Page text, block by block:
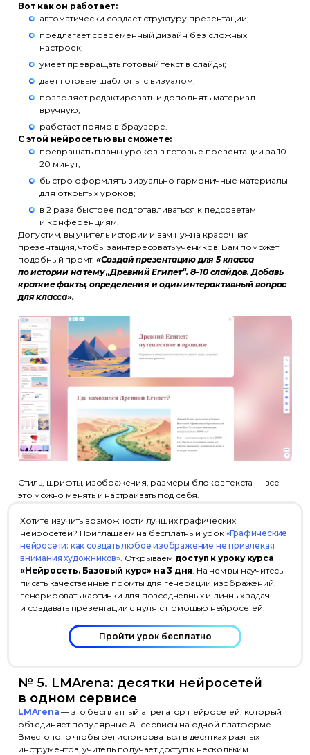
Вот как он работает:
автоматически создает структуру презентации;
предлагает современный дизайн без сложных
настроек;
умеет превращать готовый текст в слайды;
дает готовые шаблоны с визуалом;
позволяет редактировать и дополнять материал
вручную;
работает прямо в браузере.
С этой нейросетью вы сможете:
превращать планы уроков в готовые презентации за 10–
20 минут;
быстро оформлять визуально гармоничные материалы
для открытых уроков;
в 2 раза быстрее подготавливаться к педсоветам
и конференциям.
Допустим, вы учитель истории и вам нужна красочная
презентация, чтобы заинтересовать учеников. Вам поможет
подобный промт: «Создай презентацию для 5 класса
по истории на тему „Древний Египет“. 8–10 слайдов. Добавь
краткие факты, определения и один интерактивный вопрос
для класса».
Стиль, шрифты, изображения, размеры блоков текста — все
это можно менять и настраивать под себя.
Хотите изучить возможности лучших графических
нейросетей? Приглашаем на бесплатный урок «Графические
нейросети: как создать любое изображение не привлекая
внимания художников» . Открываем доступ к уроку курса
«Нейросеть. Базовый курс» на 3 дня . На нем вы научитесь
писать качественные промты для генерации изображений,
генерировать картинки для повседневных и личных задач
и создавать презентации с нуля с помощью нейросетей.
Пройти урок бесплатно
№ 5. LMArena: десятки нейросетей
в одном сервисе
LMArena — это бесплатный агрегатор нейросетей, который
объединяет популярные AI-сервисы на одной платформе.
Вместо того чтобы регистрироваться в десятках разных
инструментов, учитель получает доступ к нескольким